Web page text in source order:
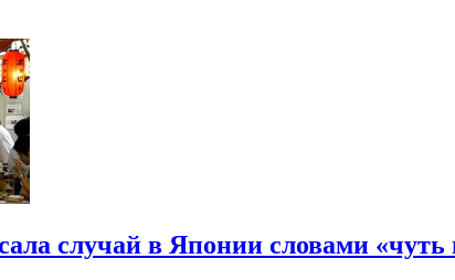
случай в Японии словами «чуть